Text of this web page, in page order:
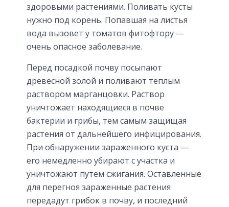
здоровыми растениями. Поливать кусты
нужно под корень. Попавшая на листья
вода вызовет у томатов фитофтору —
очень опасное заболевание.
Перед посадкой почву посыпают
древесной золой и поливают теплым
раствором марганцовки. Раствор
уничтожает находящиеся в почве
бактерии и грибы, тем самым защищая
растения от дальнейшего инфицирования.
При обнаружении зараженного куста —
его немедленно убирают с участка и
уничтожают путем сжигания. Оставленные
для перегноя зараженные растения
передадут грибок в почву, и последний